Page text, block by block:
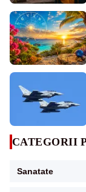
CATEGORII
Sanatate